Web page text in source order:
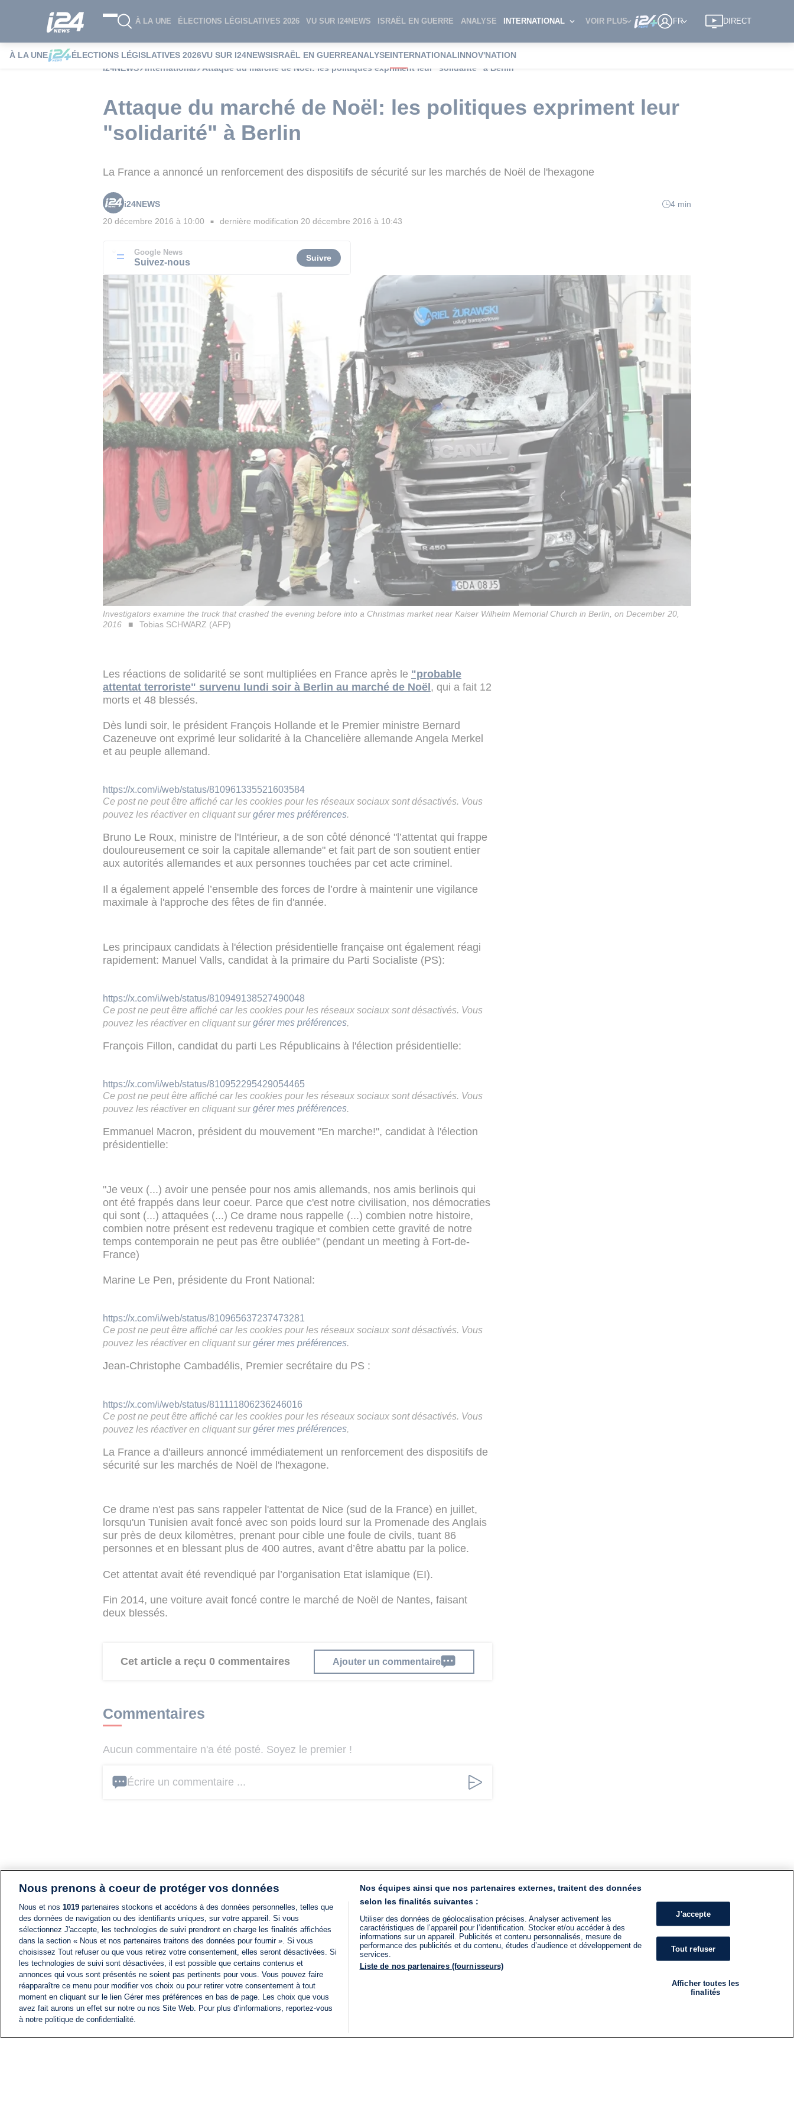
À LA UNE ÉLECTIONS LÉGISLATIVES 2026 VU SUR I24NEWS ISRAËL EN GUERRE ANALYSE INTERNATIONAL VOIR PLUS FR DIRECT
À LA UNE ÉLECTIONS LÉGISLATIVES 2026VU SUR I24NEWSISRAËL EN GUERREANALYSEINTERNATIONALINNOV'NATION
i24NEWS
International Attaque du marché de Noël: les politiques expriment leur "solidarité" à Berlin
Attaque du marché de Noël: les politiques expriment leur
"solidarité" à Berlin
La France a annoncé un renforcement des dispositifs de sécurité sur les marchés de Noël de l'hexagone
i24NEWS
4 min
20 décembre 2016 à 10:00 ■ dernière modification 20 décembre 2016 à 10:43
Google News
Suivez-nous Suivre
Investigators examine the truck that crashed the evening before into a Christmas market near Kaiser Wilhelm Memorial Church in Berlin, on December 20,
2016
Tobias SCHWARZ (AFP)
Les réactions de solidarité se sont multipliées en France après le "probable
attentat terroriste" survenu lundi soir à Berlin au marché de Noël, qui a fait 12
morts et 48 blessés.
Dès lundi soir, le président François Hollande et le Premier ministre Bernard
Cazeneuve ont exprimé leur solidarité à la Chancelière allemande Angela Merkel
et au peuple allemand.
https://x.com/i/web/status/810961335521603584
Ce post ne peut être affiché car les cookies pour les réseaux sociaux sont désactivés. Vous
pouvez les réactiver en cliquant sur gérer mes préférences.
Bruno Le Roux, ministre de l'Intérieur, a de son côté dénoncé "l’attentat qui frappe
douloureusement ce soir la capitale allemande" et fait part de son soutient entier
aux autorités allemandes et aux personnes touchées par cet acte criminel.
Il a également appelé l’ensemble des forces de l’ordre à maintenir une vigilance
maximale à l'approche des fêtes de fin d'année.
Les principaux candidats à l'élection présidentielle française ont également réagi
rapidement: Manuel Valls, candidat à la primaire du Parti Socialiste (PS):
https://x.com/i/web/status/810949138527490048
Ce post ne peut être affiché car les cookies pour les réseaux sociaux sont désactivés. Vous
pouvez les réactiver en cliquant sur gérer mes préférences
François Fillon, candidat du parti Les Républicains à l'élection présidentielle:
https://x.com/i/web/status/810952295429054465
Ce post ne peut être affiché car les cookies pour les réseaux sociaux sont désactivés. Vous
pouvez les réactiver en cliquant sur gérer mes préférences
Emmanuel Macron, président du mouvement "En marche!", candidat à l'élection
présidentielle:
"Je veux (...) avoir une pensée pour nos amis allemands, nos amis berlinois qui
ont été frappés dans leur coeur. Parce que c'est notre civilisation, nos démocraties
qui sont (...) attaquées (...) Ce drame nous rappelle (...) combien notre histoire,
combien notre présent est redevenu tragique et combien cette gravité de notre
temps contemporain ne peut pas être oubliée" (pendant un meeting à Fort-de-
France)
Marine Le Pen, présidente du Front National:
https://x.com/i/web/status/810965637237473281
Ce post ne peut être affiché car les cookies pour les réseaux sociaux sont désactivés. Vous
pouvez les réactiver en cliquant sur gérer mes préférences.
Jean-Christophe Cambadélis, Premier secrétaire du PS :
https://x.com/i/web/status/811111806236246016
Ce post ne peut être affiché car les cookies pour les réseaux sociaux sont désactivés. Vous
pouvez les réactiver en cliquant sur gérer mes préférences
La France a d'ailleurs annoncé immédiatement un renforcement des dispositifs de
sécurité sur les marchés de Noël de l'hexagone.
Ce drame n'est pas sans rappeler l'attentat de Nice (sud de la France) en juillet,
lorsqu'un Tunisien avait foncé avec son poids lourd sur la Promenade des Anglais
sur près de deux kilomètres, prenant pour cible une foule de civils, tuant 86
personnes et en blessant plus de 400 autres, avant d’être abattu par la police.
Cet attentat avait été revendiqué par l’organisation Etat islamique (EI).
Fin 2014, une voiture avait foncé contre le marché de Noël de Nantes, faisant
deux blessés.
Cet article a reçu 0 commentaires Ajouter un commentaire
Commentaires
Aucun commentaire n'a été posté. Soyez le premier !
Écrire un commentaire ...
Nous prenons à coeur de protéger vos données
Nous et nos 1019 partenaires stockons et accédons à des données personnelles, telles que
des données de navigation ou des identifiants uniques, sur votre appareil. Si vous
sélectionnez J'accepte, les technologies de suivi prendront en charge les finalités affichées
dans la section « Nous et nos partenaires traitons des données pour fournir ». Si vous
choisissez Tout refuser ou que vous retirez votre consentement, elles seront désactivées. Si
les technologies de suivi sont désactivées, il est possible que certains contenus et
annonces qui vous sont présentés ne soient pas pertinents pour vous. Vous pouvez faire
réapparaître ce menu pour modifier vos choix ou pour retirer votre consentement à tout
moment en cliquant sur le lien Gérer mes préférences en bas de page. Les choix que vous
avez fait aurons un effet sur notre ou nos Site Web. Pour plus d’informations, reportez-vous
à notre politique de confidentialité.
Nos équipes ainsi que nos partenaires externes, traitent des données
selon les finalités suivantes :
Utiliser des données de géolocalisation précises. Analyser activement les
caractéristiques de l’appareil pour l’identification. Stocker et/ou accéder à des
informations sur un appareil. Publicités et contenu personnalisés, mesure de
performance des publicités et du contenu, études d’audience et développement de
services.
Liste de nos partenaires (fournisseurs)
J'accepte
Tout refuser
Afficher toutes les
finalités